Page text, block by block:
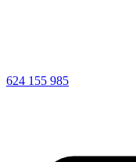
624 155 985